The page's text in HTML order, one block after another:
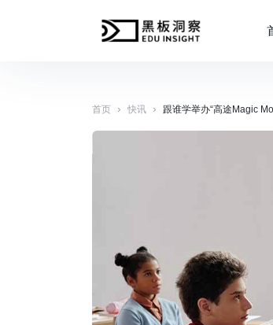
首页 › 快讯 › 跟谁学举办“高途Magic